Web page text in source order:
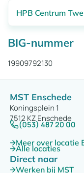
HPB Centrum
BIG-nummer
19909792130
MST Enschede
Koningsplein 1
7512 KZ Enschede
(053) 487 20 00
Meer over locatie
Alle locaties
Direct naar
Werken bij MST